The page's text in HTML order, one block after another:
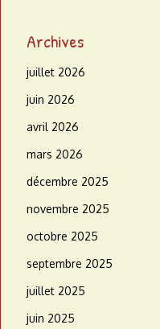
Archives
juillet 2026
juin 2026
avril 2026
mars 2026
décembre 2025
novembre 2025
octobre 2025
septembre 2025
juillet 2025
juin 2025